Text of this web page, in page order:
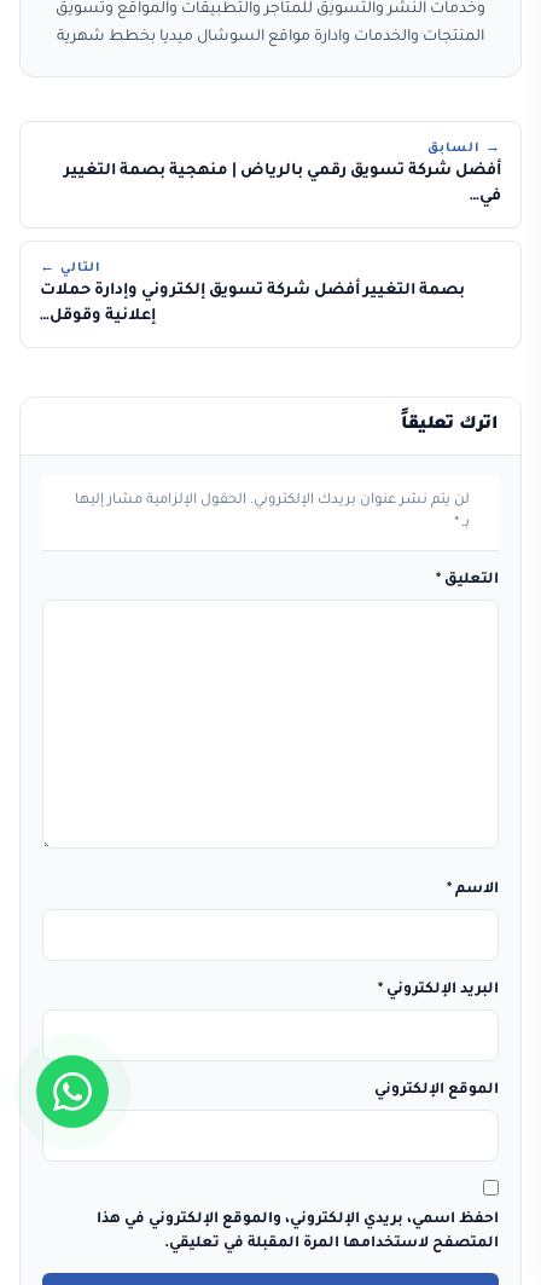
وخدمات النشر والتسويق للمتاجر والتطبيقات والمواقع وتسويق
المنتجات والخدمات وادارة مواقع السوشال ميديا بخطط شهرية
→ السابق
أفضل شركة تسويق رقمي بالرياض | منهجية بصمة التغيير
في…
التالي ←
بصمة التغيير أفضل شركة تسويق إلكتروني وإدارة حملات
إعلانية وقوقل…
اترك تعليقاً
لن يتم نشر عنوان بريدك الإلكتروني. الحقول الإلزامية مشار إليها
بـ *
التعليق *
الاسم *
البريد الإلكتروني *
الموقع الإلكتروني
احفظ اسمي، بريدي الإلكتروني، والموقع الإلكتروني في هذا
المتصفح لاستخدامها المرة المقبلة في تعليقي.